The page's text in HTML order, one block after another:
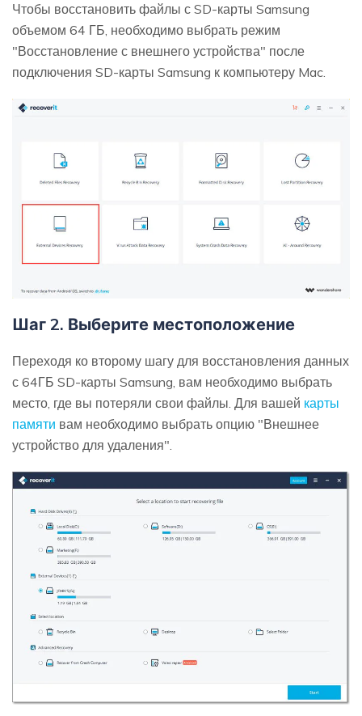
Чтобы восстановить файлы с SD-карты Samsung
объемом 64 ГБ, необходимо выбрать режим
"Восстановление с внешнего устройства" после
подключения SD-карты Samsung к компьютеру Mac.
Шаг 2. Выберите местоположение
Переходя ко второму шагу для восстановления данных
с 64ГБ SD-карты Samsung, вам необходимо выбрать
место, где вы потеряли свои файлы. Для вашей карты
памяти вам необходимо выбрать опцию "Внешнее
устройство для удаления".